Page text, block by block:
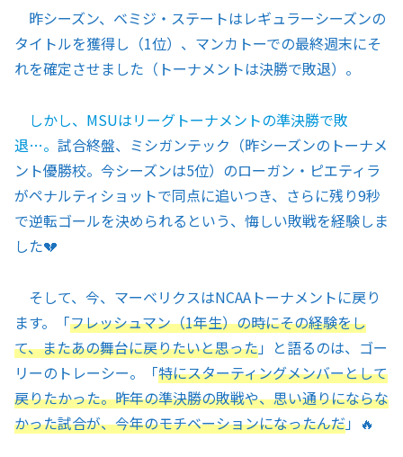
昨シーズン、ベミジ・ステートはレギュラーシーズンの
タイトルを獲得し（1位）、マンカトーでの最終週末にそ
れを確定させました（トーナメントは決勝で敗退）。
しかし、MSUはリーグトーナメントの準決勝で敗
退…。 試合終盤、ミシガンテック（昨シーズンのトーナメ
ント優勝校。今シーズンは5位）のローガン・ピエティラ
がペナルティショットで同点に追いつき、さらに残り9秒
で逆転ゴールを決められるという、悔しい敗戦を経験しま
した💔
そして、今、マーベリクスはNCAAトーナメントに戻り
ます。「フレッシュマン（1年生）の時にその経験をし
て、またあの舞台に戻りたいと思った」と語るのは、ゴー
リーのトレーシー。「特にスターティングメンバーとして
戻りたかった。昨年の準決勝の敗戦や、思い通りにならな
かった試合が、今年のモチベーションになったんだ」🔥